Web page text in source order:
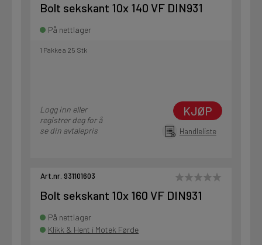
Bolt sekskant 10x 140 VF DIN931
På nettlager
1 Pakke a 25 Stk
Logg inn eller
registrer deg for å
se din avtalepris
KJØP
Handleliste
Art.nr. 931101603
Bolt sekskant 10x 160 VF DIN931
På nettlager
Klikk & Hent i Motek Førde